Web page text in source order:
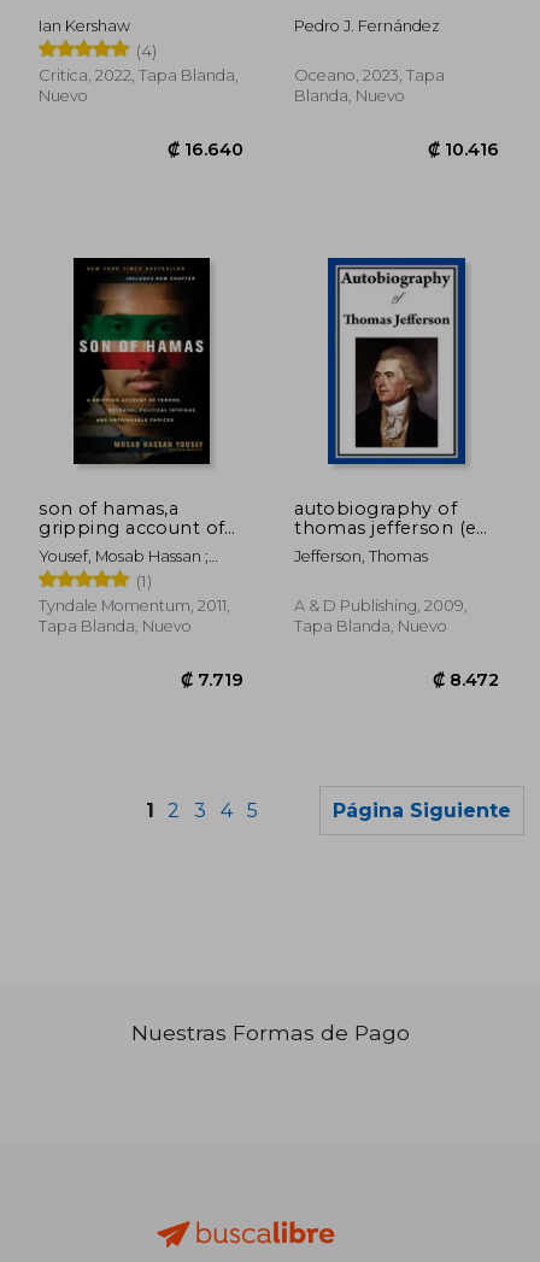
Ian Kershaw
(4)
Critica, 2022, Tapa Blanda,
Nuevo
Pedro J. Fernández
Oceano, 2023, Tapa
Blanda, Nuevo
son of hamas,a
gripping account of
terror, betrayal,
political intrigue, and
unthinkable choices
(en Inglés)
Yousef, Mosab Hassan ;
Brackin, Ron (1)
Tyndale Momentum, 2011,
Tapa Blanda, Nuevo
autobiography of
thomas jefferson (en
Inglés)
Jefferson, Thomas
A & D Publishing, 2009,
Tapa Blanda, Nuevo
1 2 3 4 5 Página Siguiente
Nuestras Formas de Pago